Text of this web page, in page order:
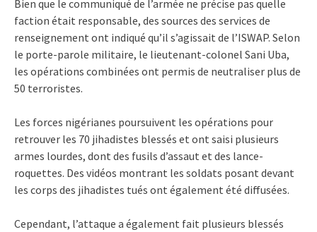
Bien que le communiqué de l’armée ne précise pas quelle
faction était responsable, des sources des services de
renseignement ont indiqué qu’il s’agissait de l’ISWAP. Selon
le porte-parole militaire, le lieutenant-colonel Sani Uba,
les opérations combinées ont permis de neutraliser plus de
50 terroristes.
Les forces nigérianes poursuivent les opérations pour
retrouver les 70 jihadistes blessés et ont saisi plusieurs
armes lourdes, dont des fusils d’assaut et des lance-
roquettes. Des vidéos montrant les soldats posant devant
les corps des jihadistes tués ont également été diffusées.
Cependant, l’attaque a également fait plusieurs blessés